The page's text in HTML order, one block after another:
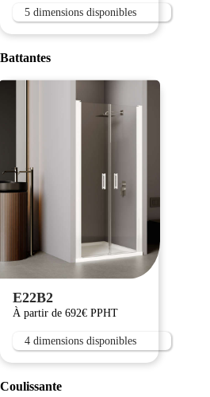
5 dimensions disponibles
Battantes
E22B2
À partir de 692€ PPHT
4 dimensions disponibles
Coulissante